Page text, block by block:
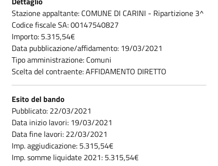
Stazione appaltante: COMUNE DI CARINI - Ripartizione 3^
Codice fiscale SA: 00147540827
Importo: 5.315,54€
Data pubblicazione/affidamento: 19/03/2021
Tipo amministrazione: Comuni
Scelta del contraente: AFFIDAMENTO DIRETTO
Esito del bando
Pubblicato: 22/03/2021
Data inizio lavori: 19/03/2021
Data fine lavori: 22/03/2021
Imp. aggiudicazione: 5.315,54€
Imp. somme liquidate 2021: 5.315,54€